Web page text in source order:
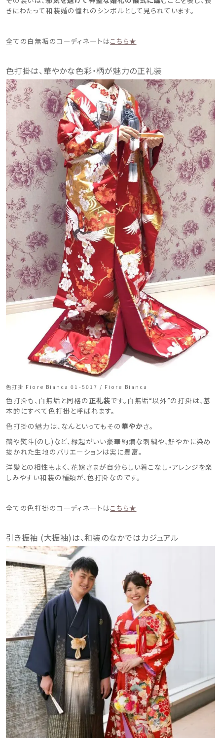
きにわたって和装婚の憧れのシンボルとして見られています。
全ての白無垢のコーディネートはこちら★
色打掛は、華やかな色彩・柄が魅力の正礼装
色打掛 Fiore Bianca 01-5017 / Fiore Bianca
色打掛も、白無垢と同格の 正礼装です。白無垢“以外”の打掛は、基
本的にすべて色打掛と呼ばれます。
色打掛の魅力は、なんといってもその華やかさ。
鶴や熨斗(のし)など、縁起がいい豪華絢爛な刺繍や、鮮やかに染め
抜かれた生地のバリエーションは実に豊富。
洋髪との相性もよく、花嫁さまが自分らしい着こなし・アレンジを楽
しみやすい和装の種類が、色打掛なのです。
全ての色打掛のコーディネートはこちら★
引き振袖 (大振袖)は、和装のなかではカジュアル